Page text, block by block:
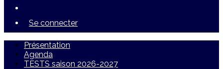
Se connecter
Présentation
Agenda
TESTS saison 2026-2027